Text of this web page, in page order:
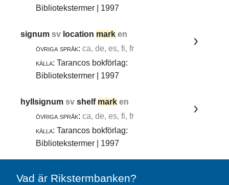
Bibliotekstermer | 1997
signumsv location mark en
övriga språk: ca, de, es, fi, fr
källa: Tarancos bokförlag:
Bibliotekstermer | 1997
hyllsignumsvshelf mark en
övriga språk: ca, de, es, fi, fr
källa: Tarancos bokförlag:
Bibliotekstermer | 1997
Vad är Rikstermbanken?